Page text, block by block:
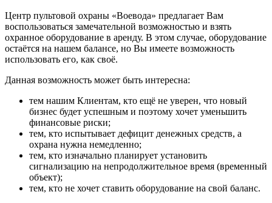
Центр пультовой охраны «Воевода» предлагает Вам
воспользоваться замечательной возможностью и взять
охранное оборудование в аренду. В этом случае, оборудование
остаётся на нашем балансе, но Вы имеете возможность
использовать его, как своё.
Данная возможность может быть интересна:
тем нашим Клиентам, кто ещё не уверен, что новый
бизнес будет успешным и поэтому хочет уменьшить
финансовые риски;
тем, кто испытывает дефицит денежных средств, а
охрана нужна немедленно;
тем, кто изначально планирует установить
сигнализацию на непродолжительное время (временный
объект);
тем, кто не хочет ставить оборудование на свой баланс.